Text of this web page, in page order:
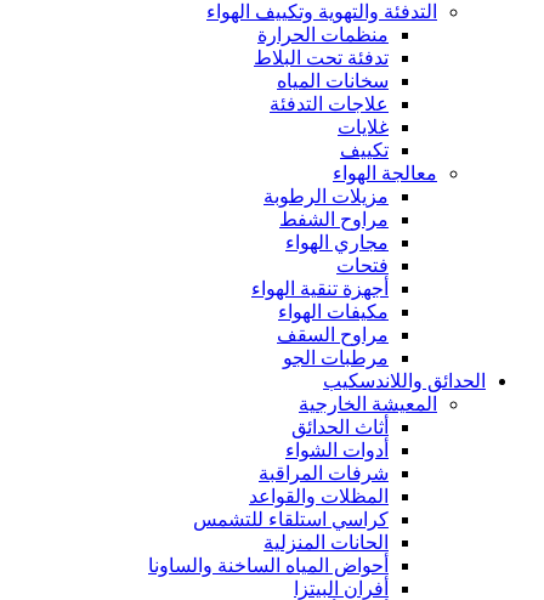
التدفئة والتهوية وتكييف الهواء
منظمات الحرارة
تدفئة تحت البلاط
سخانات المياه
علاجات التدفئة
غلايات
تكييف
معالجة الهواء
مزيلات الرطوبة
مراوح الشفط
مجاري الهواء
فتحات
أجهزة تنقية الهواء
مكيفات الهواء
مراوح السقف
مرطبات الجو
الحدائق واللاندسكيب
المعيشة الخارجية
أثاث الحدائق
أدوات الشواء
شرفات المراقبة
المظلات والقواعد
كراسي استلقاء للتشمس
الحانات المنزلية
أحواض المياه الساخنة والساونا
أفران البيتزا